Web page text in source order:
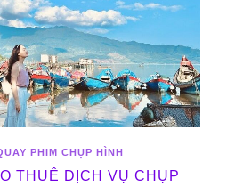
PHIM CHỤP HÌNH
THUÊ DỊCH VỤ CHỤP